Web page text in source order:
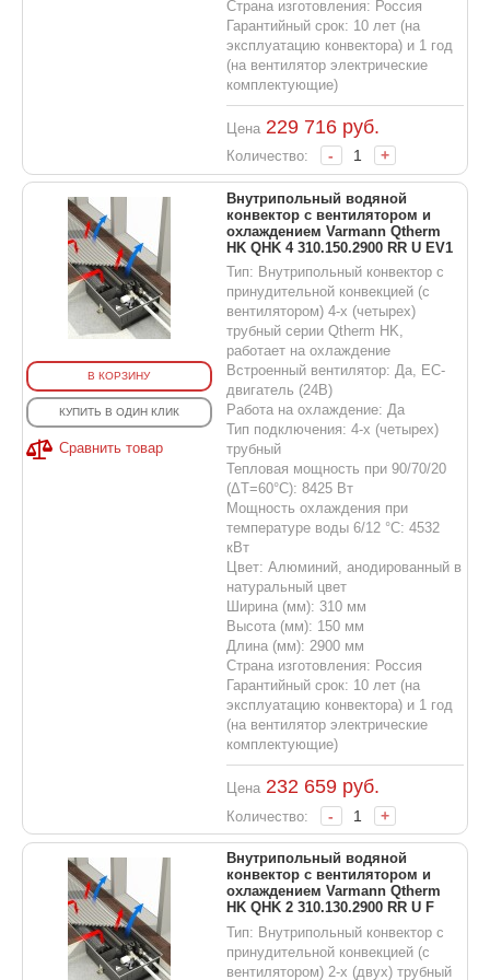
Страна изготовления: Россия
Гарантийный срок: 10 лет (на
эксплуатацию конвектора) и 1 год
(на вентилятор электрические
комплектующие)
Цена 229 716руб.
Количество: - +
В КОРЗИНУ
КУПИТЬ В ОДИН КЛИК
Сравнить товар
Внутрипольный водяной
конвектор с вентилятором и
охлаждением Varmann Qtherm
HK QHK 4 310.150.2900 RR U EV1
Тип: Внутрипольный конвектор с
принудительной конвекцией (с
вентилятором) 4-х (четырех)
трубный серии Qtherm HK,
работает на охлаждение
Встроенный вентилятор: Да, EC-
двигатель (24В)
Работа на охлаждение: Да
Тип подключения: 4-х (четырех)
трубный
Тепловая мощность при 90/70/20
(ΔT=60°C): 8425 Вт
Мощность охлаждения при
температуре воды 6/12 °С: 4532
кВт
Цвет: Алюминий, анодированный в
натуральный цвет
Ширина (мм): 310 мм
Высота (мм): 150 мм
Длина (мм): 2900 мм
Страна изготовления: Россия
Гарантийный срок: 10 лет (на
эксплуатацию конвектора) и 1 год
(на вентилятор электрические
комплектующие)
Цена 232 659руб.
Количество: - +
Внутрипольный водяной
конвектор с вентилятором и
охлаждением Varmann Qtherm
HK QHK 2 310.130.2900 RR U F
Тип: Внутрипольный конвектор с
принудительной конвекцией (с
вентилятором) 2-х (двух) трубный